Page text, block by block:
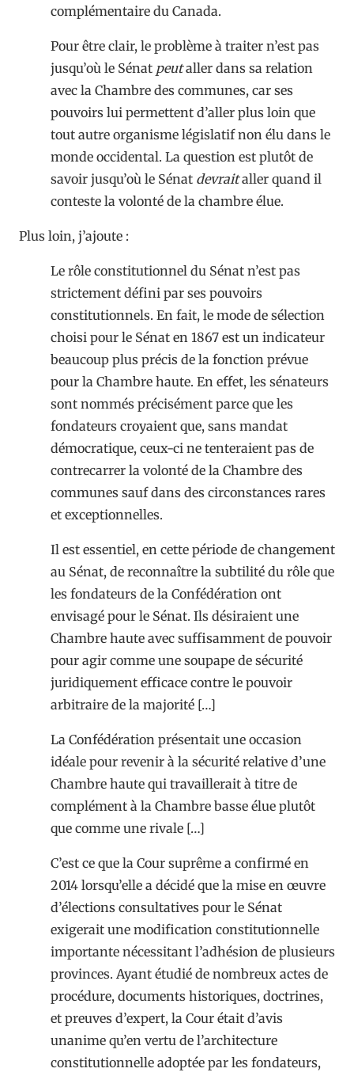
complémentaire du Canada.
Pour être clair, le problème à traiter n’est pas
jusqu’où le Sénat peut aller dans sa relation
avec la Chambre des communes, car ses
pouvoirs lui permettent d’aller plus loin que
tout autre organisme législatif non élu dans le
monde occidental. La question est plutôt de
savoir jusqu’où le Sénat devrait aller quand il
conteste la volonté de la chambre élue.
Plus loin, j’ajoute :
Le rôle constitutionnel du Sénat n’est pas
strictement défini par ses pouvoirs
constitutionnels. En fait, le mode de sélection
choisi pour le Sénat en 1867 est un indicateur
beaucoup plus précis de la fonction prévue
pour la Chambre haute. En effet, les sénateurs
sont nommés précisément parce que les
fondateurs croyaient que, sans mandat
démocratique, ceux-ci ne tenteraient pas de
contrecarrer la volonté de la Chambre des
communes sauf dans des circonstances rares
et exceptionnelles.
Il est essentiel, en cette période de changement
au Sénat, de reconnaître la subtilité du rôle que
les fondateurs de la Confédération ont
envisagé pour le Sénat. Ils désiraient une
Chambre haute avec suffisamment de pouvoir
pour agir comme une soupape de sécurité
juridiquement efficace contre le pouvoir
arbitraire de la majorité […]
La Confédération présentait une occasion
idéale pour revenir à la sécurité relative d’une
Chambre haute qui travaillerait à titre de
complément à la Chambre basse élue plutôt
que comme une rivale […]
C’est ce que la Cour suprême a confirmé en
2014 lorsqu’elle a décidé que la mise en œuvre
d’élections consultatives pour le Sénat
exigerait une modification constitutionnelle
importante nécessitant l’adhésion de plusieurs
provinces. Ayant étudié de nombreux actes de
procédure, documents historiques, doctrines,
et preuves d’expert, la Cour était d’avis
unanime qu’en vertu de l’architecture
constitutionnelle adoptée par les fondateurs,